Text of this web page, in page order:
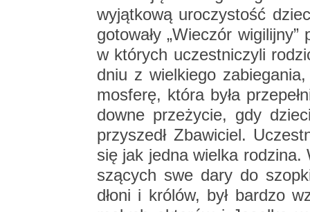
wy­jąt­ko­wą uro­czy­stość
go­to­wa­ły „Wie­czór
w któ­rych uczest­ni­czy­li
dniu z wiel­kie­go
mos­fe­rę, która była
dow­ne prze­ży­cie, gdy
przy­szedł Zba­wi­ciel.
się jak jedna wiel­ka
szą­cych swe dary do
dłoni i kró­lów, był bar­dzo